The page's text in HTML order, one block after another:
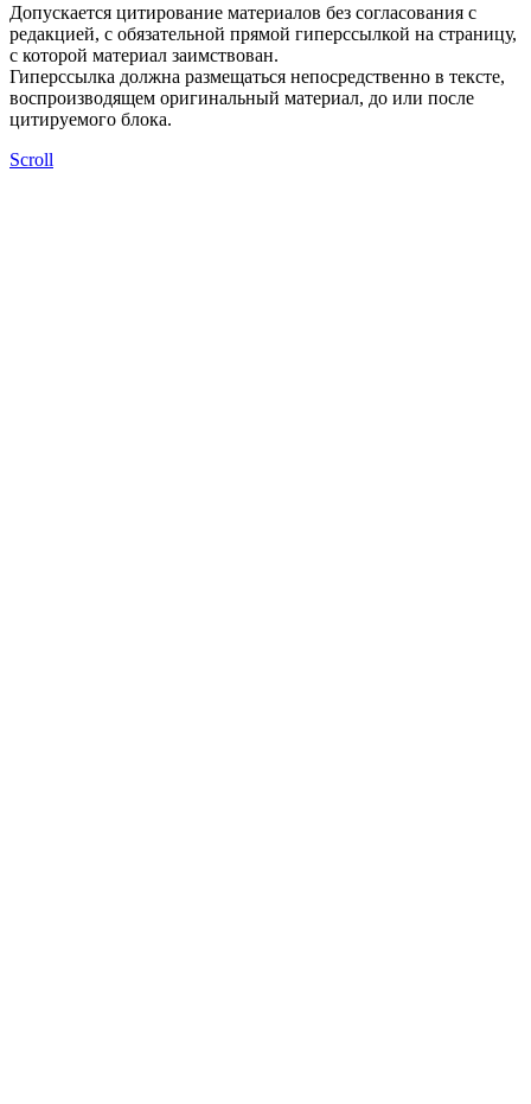
Допускается цитирование материалов без согласования с
редакцией, с обязательной прямой гиперссылкой на страницу,
с которой материал заимствован.
Гиперссылка должна размещаться непосредственно в тексте,
воспроизводящем оригинальный материал, до или после
цитируемого блока.
Scroll